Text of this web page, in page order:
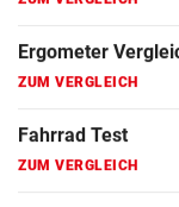
ZUM VERGLEICH
ZUM VERGLEICH